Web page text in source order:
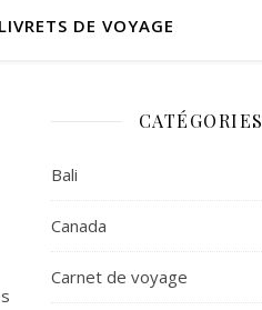
LIVRETS DE VOYAGE
CATÉGORIES
Bali
Canada
Carnet de voyage